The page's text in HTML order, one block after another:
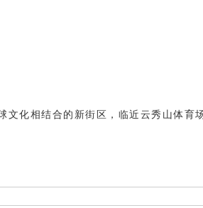
化相结合的新街区，临近云秀山体育